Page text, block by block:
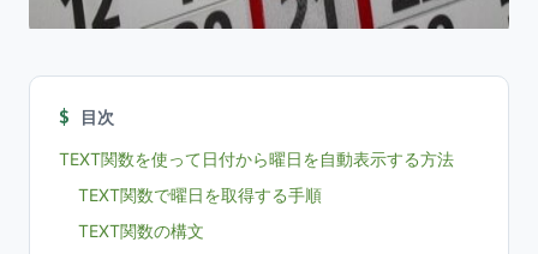
目次
TEXT関数を使って日付から曜日を自動表示する方法
TEXT関数で曜日を取得する手順
TEXT関数の構文